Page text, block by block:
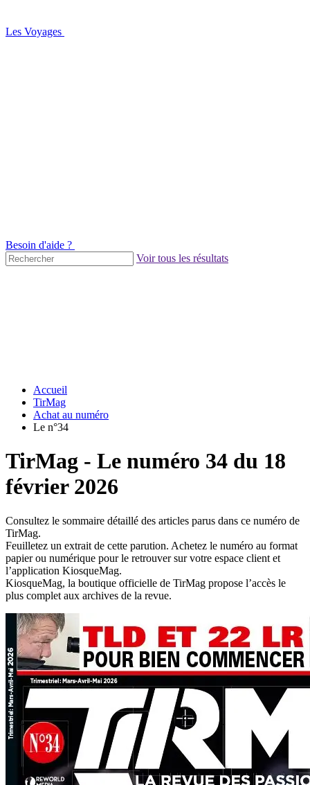
Les Voyages
Besoin d'aide ?
Voir tous les résultats
Accueil
TirMag
Achat au numéro
Le n°34
TirMag - Le numéro 34 du 18
février 2026
Consultez le sommaire détaillé des articles parus dans ce numéro de
TirMag.
Feuilletez un extrait de cette parution. Achetez le numéro au format
papier ou numérique pour le retrouver sur votre espace client et
l’application KiosqueMag.
KiosqueMag, la boutique officielle de TirMag propose l’accès le
plus complet aux archives de la revue.